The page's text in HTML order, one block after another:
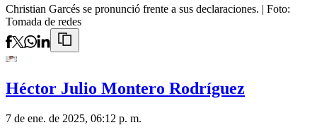
Christian Garcés se pronunció frente a sus declaraciones. | Foto:
Tomada de redes
Héctor Julio Montero Rodríguez
7 de ene. de 2025, 06:12 p. m.